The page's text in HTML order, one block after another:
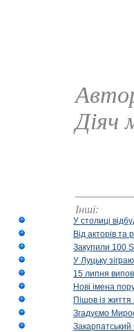
Діяч
Інші:
У столиці
Від акторів та
Закупили 100
У Луцьку
15 липня
Нові імена
Пішов із
Згадуємо